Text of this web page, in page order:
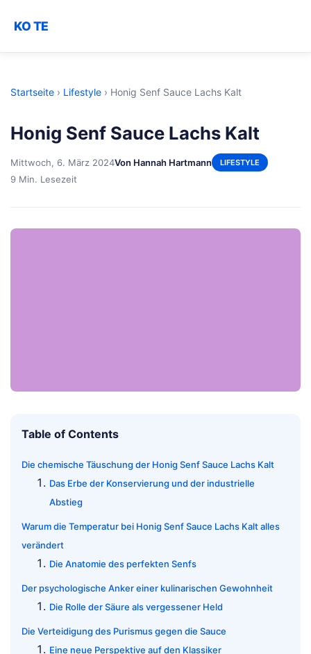
KO TE
Startseite › Lifestyle › Honig Senf Sauce Lachs Kalt
Honig Senf Sauce Lachs Kalt
Mittwoch, 6. März 2024Von Hannah Hartmann LIFESTYLE
9 Min. Lesezeit
Table of Contents
Die chemische Täuschung der Honig Senf Sauce Lachs Kalt
Das Erbe der Konservierung und der industrielle
Abstieg
Warum die Temperatur bei Honig Senf Sauce Lachs Kalt alles
verändert
Die Anatomie des perfekten Senfs
Der psychologische Anker einer kulinarischen Gewohnheit
Die Rolle der Säure als vergessener Held
Die Verteidigung des Purismus gegen die Sauce
Eine neue Perspektive auf den Klassiker